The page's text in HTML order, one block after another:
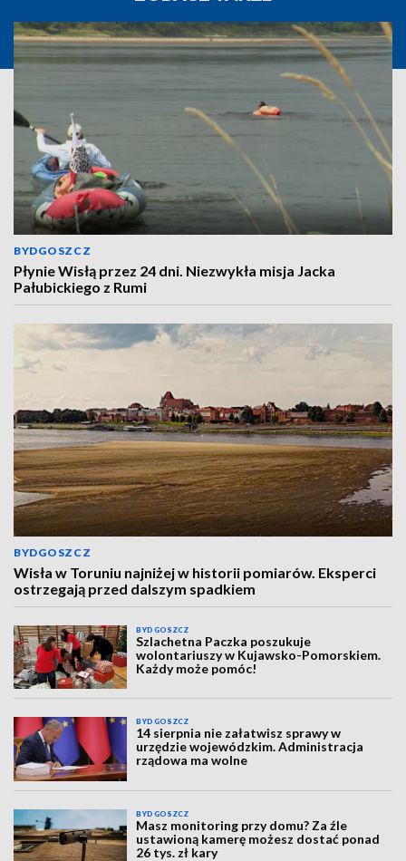
BYDGOSZCZ
Płynie Wisłą przez 24 dni. Niezwykła misja Jacka
Pałubickiego z Rumi
BYDGOSZCZ
Wisła w Toruniu najniżej w historii pomiarów. Eksperci
ostrzegają przed dalszym spadkiem
BYDGOSZCZ
Szlachetna Paczka poszukuje
wolontariuszy w Kujawsko-Pomorskiem.
Każdy może pomóc!
BYDGOSZCZ
14 sierpnia nie załatwisz sprawy w
urzędzie wojewódzkim. Administracja
rządowa ma wolne
BYDGOSZCZ
Masz monitoring przy domu? Za źle
ustawioną kamerę możesz dostać ponad
26 tys. zł kary